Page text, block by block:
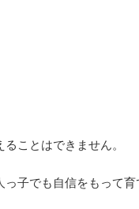
ことはできません。
っ子でも自信をもって